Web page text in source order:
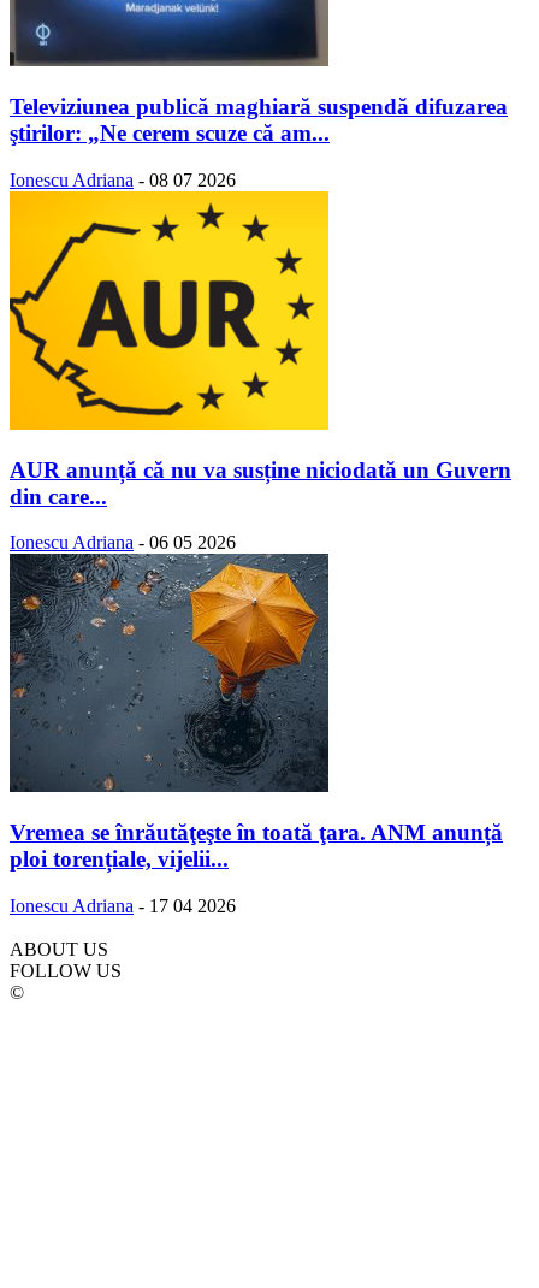
Televiziunea publică maghiară suspendă difuzarea
ştirilor: „Ne cerem scuze că am...
Ionescu Adriana - 08 07 2026
AUR anunță că nu va susține niciodată un Guvern
din care...
Ionescu Adriana - 06 05 2026
Vremea se înrăutăţeşte în toată ţara. ANM anunță
ploi torențiale, vijelii...
Ionescu Adriana - 17 04 2026
ABOUT US
FOLLOW US
©